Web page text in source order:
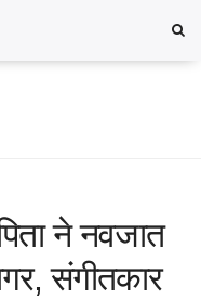
ने नवजात
संगीतकार